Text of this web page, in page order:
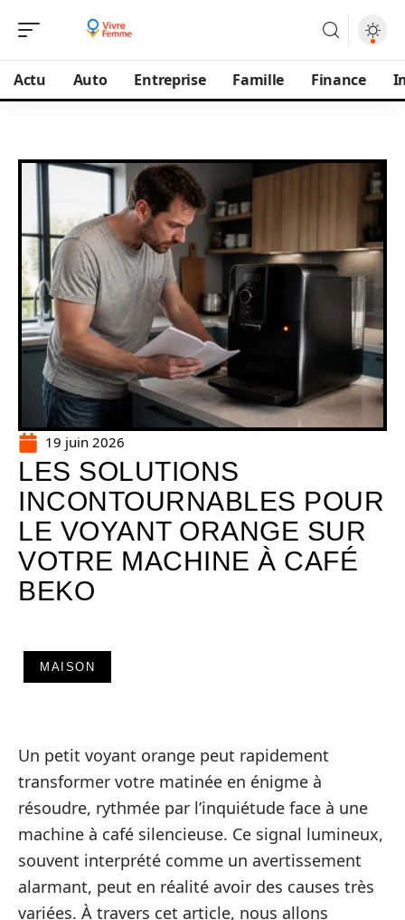
Actu Auto Entreprise Famille Finance
19 juin 2026
LES SOLUTIONS
INCONTOURNABLES POUR
LE VOYANT ORANGE SUR
VOTRE MACHINE À CAFÉ
BEKO
MAISON
Un petit voyant orange peut rapidement
transformer votre matinée en énigme à
résoudre, rythmée par l’inquiétude face à une
machine à café silencieuse. Ce signal lumineux,
souvent interprété comme un avertissement
alarmant, peut en réalité avoir des causes très
variées. À travers cet article, nous allons